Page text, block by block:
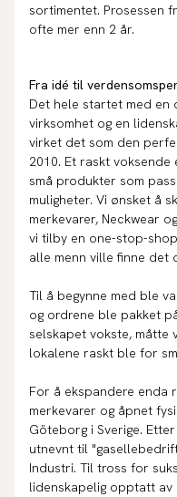
sortimentet. Prosessen
ofte mer enn 2 år.
Fra idé til
Det hele startet med en
virksomhet og en
virket det som den
2010. Et raskt
små produkter som
muligheter. Vi ønsket å
merkevarer, Neckwear
vi tilby en one-stop-
alle menn ville finne det
Til å begynne med ble
og ordrene ble pakket
selskapet vokste, måtte
lokalene raskt ble for
For å ekspandere enda
merkevarer og åpnet
Göteborg i Sverige.
utnevnt til
Industri. Til tross for
lidenskapelig opptatt av